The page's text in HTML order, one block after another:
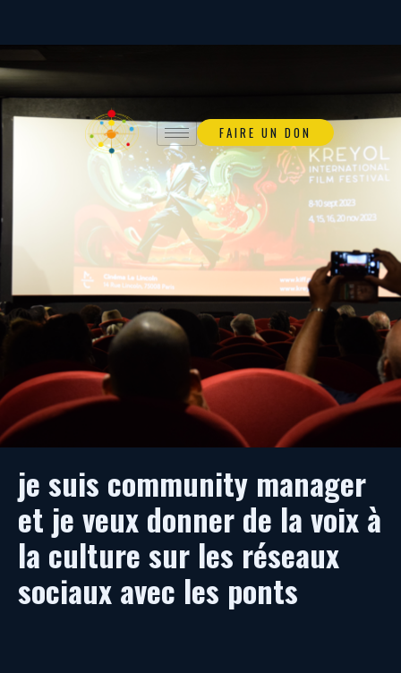
FAIRE UN DON
je suis community manager
et je veux donner de la voix à
la culture sur les réseaux
sociaux avec les ponts